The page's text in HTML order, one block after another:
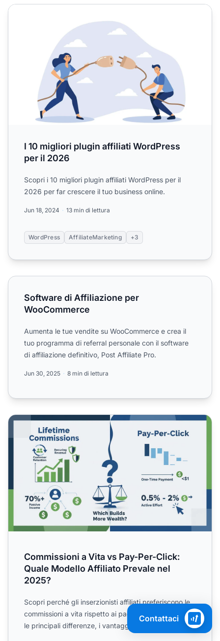
I 10 migliori plugin affiliati WordPress per il 2026
I 10 migliori plugin affiliati WordPress
per il 2026
Scopri i 10 migliori plugin affiliati WordPress per il
2026 per far crescere il tuo business online.
Jun 18, 2024 13 min di lettura
WordPress AffiliateMarketing +3
Software di Affiliazione per WooCommerce
Software di Affiliazione per
WooCommerce
Aumenta le tue vendite su WooCommerce e crea il
tuo programma di referral personale con il software
di affiliazione definitivo, Post Affiliate Pro.
Jun 30, 2025 8 min di lettura
Commissioni a Vita vs Pay-Per-Click: Quale Modello
Commissioni a Vita vs Pay-Per-Click:
Quale Modello Affiliato Prevale nel
2025?
Scopri perché gli inserzionisti affiliati preferiscono le
commissioni a vita rispetto ai pagamenti PPC. Impara
le principali differenze, i vantaggi e come PostA...
Contattaci